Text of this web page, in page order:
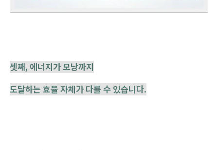
셋째, 에너지가 모낭까지
도달하는 효율 자체가 다를 수 있습니다.